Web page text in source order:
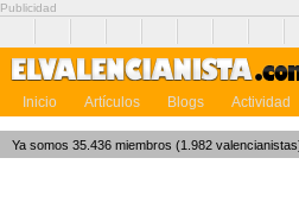
Publicidad
Inicio Artículos Blogs Actividad
Ya somos 35.436 miembros (1.982